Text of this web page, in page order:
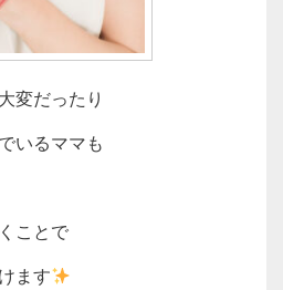
変だったり
いるママも
ことで
ます